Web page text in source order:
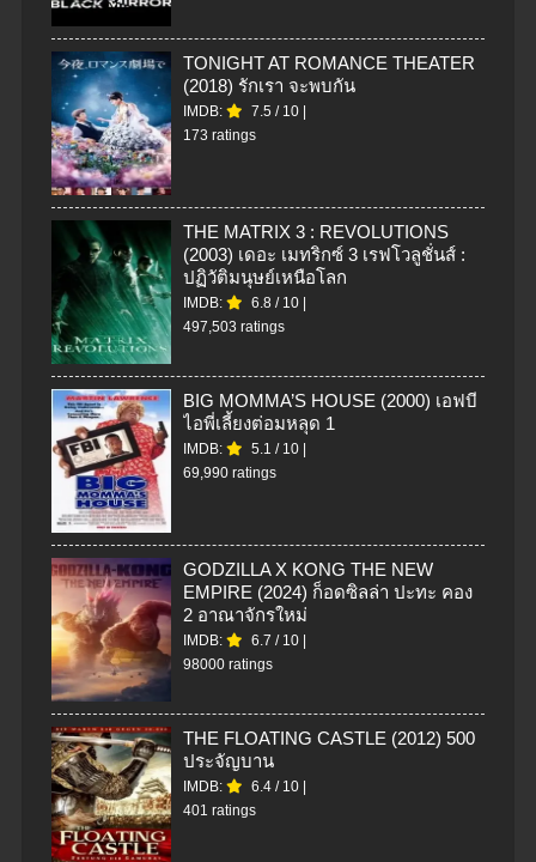
TONIGHT AT ROMANCE THEATER
(2018) รักเรา จะพบกัน
IMDB: 7.5 / 10
173 ratings
THE MATRIX 3 : REVOLUTIONS
(2003) เดอะ เมทริกซ์ 3 เรฟโวลูชั่นส์ :
ปฏิวัติมนุษย์เหนือโลก
IMDB: 6.8 / 10
497,503 ratings
BIG MOMMA’S HOUSE (2000) เอฟบี
ไอพี่เลี้ยงต่อมหลุด 1
IMDB: 5.1 / 10
69,990 ratings
GODZILLA X KONG THE NEW
EMPIRE (2024) ก็อดซิลล่า ปะทะ คอง
2 อาณาจักรใหม่
IMDB: 6.7 / 10
98000 ratings
THE FLOATING CASTLE (2012) 500
ประจัญบาน
IMDB: 6.4 / 10
401 ratings